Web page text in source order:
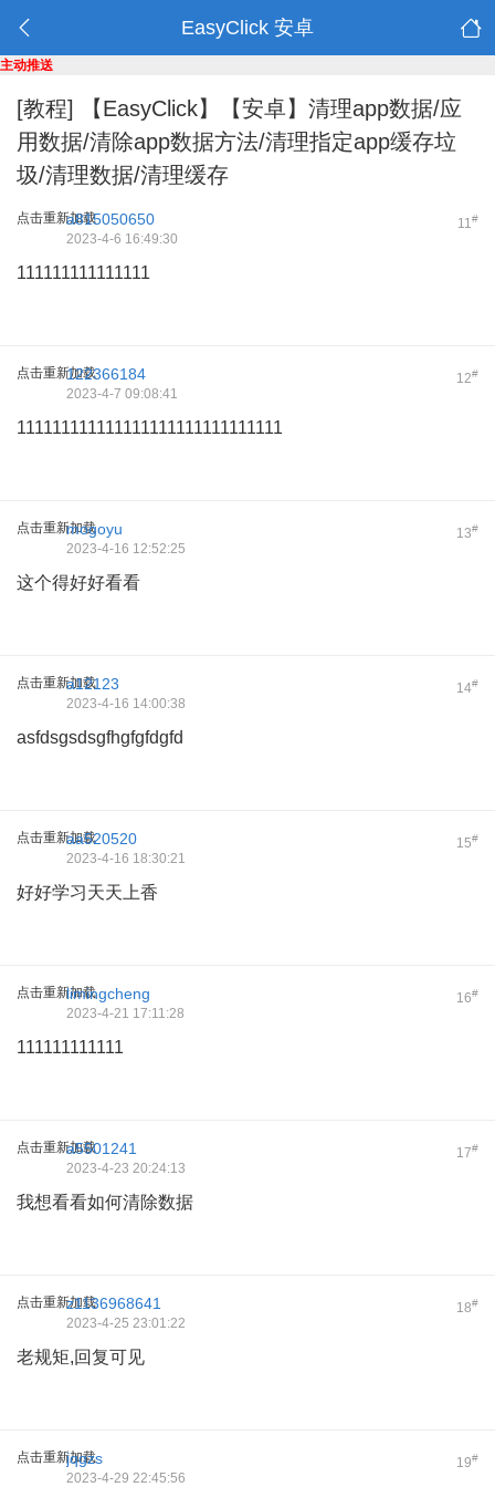
EasyClick 安卓
主动推送
[教程]
【EasyClick】【安卓】清理app数据/应
用数据/清除app数据方法/清理指定app缓存垃
圾/清理数据/清理缓存
点击重新加载 11#
a815050650
2023-4-6 16:49:30
111111111111111
点击重新加载 12#
122366184
2023-4-7 09:08:41
111111111111111111111111111111
点击重新加载 13#
mogoyu
2023-4-16 12:52:25
这个得好好看看
点击重新加载 14#
a12123
2023-4-16 14:00:38
asfdsgsdsgfhgfgfdgfd
点击重新加载 15#
aa520520
2023-4-16 18:30:21
好好学习天天上香
点击重新加载 16#
limingcheng
2023-4-21 17:11:28
111111111111
点击重新加载 17#
a5501241
2023-4-23 20:24:13
我想看看如何清除数据
点击重新加载 18#
z1136968641
2023-4-25 23:01:22
老规矩,回复可见
点击重新加载 19#
jqgzs
2023-4-29 22:45:56